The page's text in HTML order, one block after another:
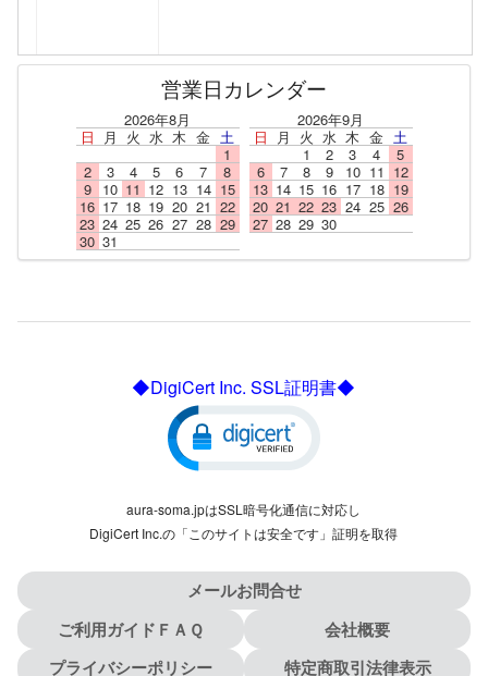
営業日カレンダー
2026年8月
日
月 火 水 木 金 土
1
2
3 4 5 6 7
8
9
10 11 12 13 14 15
16 17 18 19 20 21 22
23 24 25 26 27 28 29
30 31
2026年9月
日
月 火 水 木 金 土
1
2 3 4
5
6
7 8 9 10 11 12
13 14 15 16 17 18 19
20 21 22 23 24 25 26
27 28 29 30
◆DigiCert Inc. SSL証明書◆
aura-soma.jpはSSL暗号化通信に対応し
DigiCert Inc.の「このサイトは安全です」証明を取得
メールお問合せ
ご利用ガイドＦＡＱ
会社概要
プライバシーポリシー
特定商取引法律表示